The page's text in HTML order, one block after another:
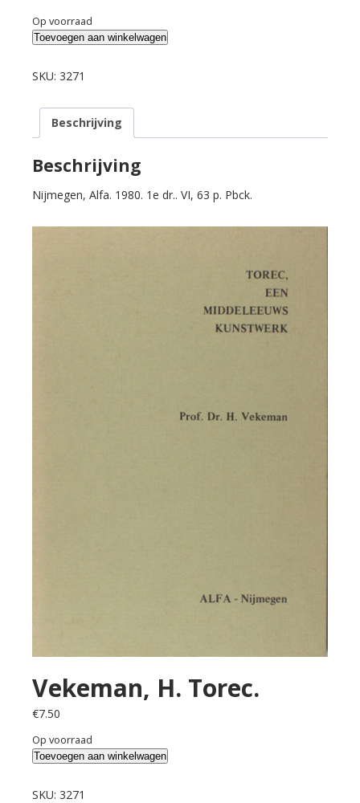
Op voorraad
Vekeman,
Torec.
Toevoegen aan winkelwagen
SKU: 3271
Beschrijving
Beschrijving
Nijmegen, Alfa. 1980. 1e dr.. VI, 63 p. Pbck.
Vekeman, H. Torec.
€7.50
Op voorraad
Vekeman,
Torec.
Toevoegen aan winkelwagen
SKU: 3271